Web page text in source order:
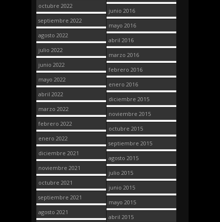
octubre 2022
septiembre 2022
agosto 2022
julio 2022
junio 2022
mayo 2022
abril 2022
marzo 2022
febrero 2022
enero 2022
diciembre 2021
noviembre 2021
octubre 2021
septiembre 2021
agosto 2021
junio 2016
mayo 2016
abril 2016
marzo 2016
febrero 2016
enero 2016
diciembre 2015
noviembre 2015
octubre 2015
septiembre 2015
agosto 2015
julio 2015
junio 2015
mayo 2015
abril 2015